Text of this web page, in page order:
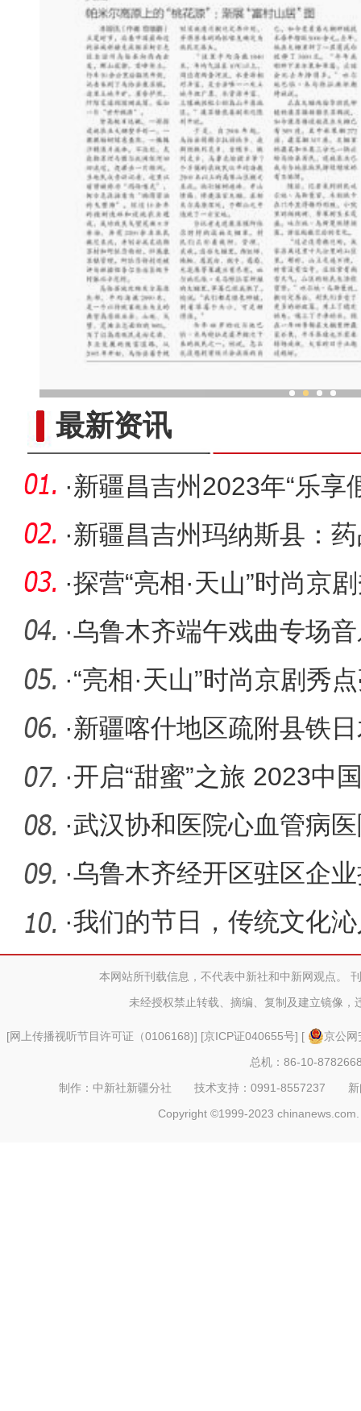
最新资讯
·新疆昌吉州2023年“乐享
活动
·新疆昌吉州玛纳斯县：
身”为民
·探营“亮相·天山”时尚京
时尚
·乌鲁木齐端午戏曲专场
面的奇妙
·“亮相·天山”时尚京剧秀
·新疆喀什地区疏附县铁
杏采摘节
·开启“甜蜜”之旅 2023中
展销
·武汉协和医院心血管病
州人民医
·乌鲁木齐经开区驻区企
品“穿好
·我们的节日，传统文化
本网站所刊载信息，不代表中新社和中新网观点。
未经授权禁止转载、摘编、复制及建立镜像，
[网上传播视听节目许可证（0106168)] [京ICP证040655号] [
京公
总机：86-10-
制作：中新社新疆分社 技术支持：0991-8557237
Copyright ©1999-2023